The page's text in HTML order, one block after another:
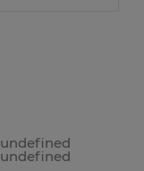
undefined
undefined